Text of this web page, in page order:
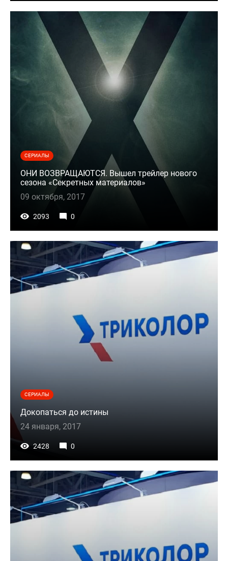
СЕРИАЛЫ
ОНИ ВОЗВРАЩАЮТСЯ. Вышел трейлер нового
сезона «Секретных материалов»
09 октября, 2017
2093 0
СЕРИАЛЫ
Докопаться до истины
24 января, 2017
2428 0